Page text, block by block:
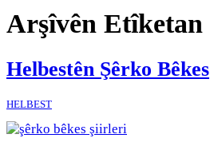
Arşîvên Etîketan
Helbestên Şêrko Bêkes
HELBEST